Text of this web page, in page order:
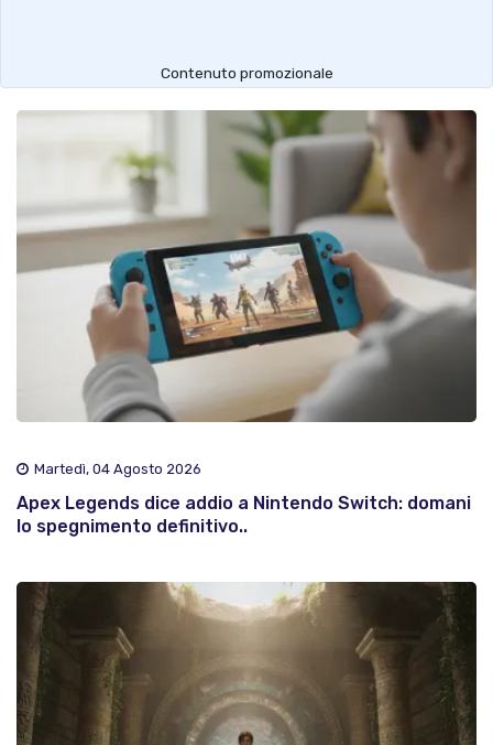
Contenuto promozionale
Martedì, 04 Agosto 2026
Apex Legends dice addio a Nintendo Switch: domani
lo spegnimento definitivo..